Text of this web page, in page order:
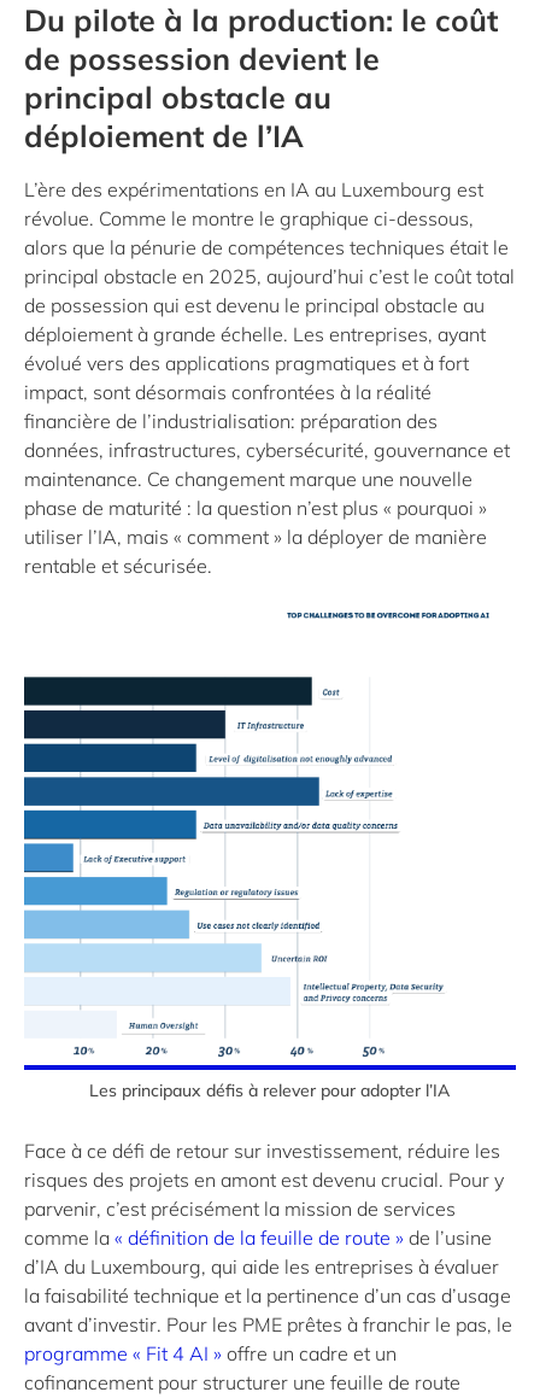
Du pilote à la production: le coût
de possession devient le
principal obstacle au
déploiement de l’IA
L’ère des expérimentations en IA au Luxembourg est
révolue. Comme le montre le graphique ci-dessous,
alors que la pénurie de compétences techniques était le
principal obstacle en 2025, aujourd’hui c’est le coût total
de possession qui est devenu le principal obstacle au
déploiement à grande échelle. Les entreprises, ayant
évolué vers des applications pragmatiques et à fort
impact, sont désormais confrontées à la réalité
financière de l’industrialisation: préparation des
données, infrastructures, cybersécurité, gouvernance et
maintenance. Ce changement marque une nouvelle
phase de maturité : la question n’est plus « pourquoi »
utiliser l’IA, mais « comment » la déployer de manière
rentable et sécurisée.
Les principaux défis à relever pour adopter l’IA
Face à ce défi de retour sur investissement, réduire les
risques des projets en amont est devenu crucial. Pour y
parvenir, c’est précisément la mission de services
comme la « définition de la feuille de route » de l’usine
d’IA du Luxembourg, qui aide les entreprises à évaluer
la faisabilité technique et la pertinence d’un cas d’usage
avant d’investir. Pour les PME prêtes à franchir le pas, le
programme « Fit 4 AI » offre un cadre et un
cofinancement pour structurer une feuille de route